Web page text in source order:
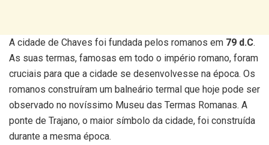
A cidade de Chaves foi fundada pelos romanos em 79 d.C.
As suas termas, famosas em todo o império romano, foram
cruciais para que a cidade se desenvolvesse na época. Os
romanos construíram um balneário termal que hoje pode ser
observado no novíssimo Museu das Termas Romanas. A
ponte de Trajano, o maior símbolo da cidade, foi construída
durante a mesma época.